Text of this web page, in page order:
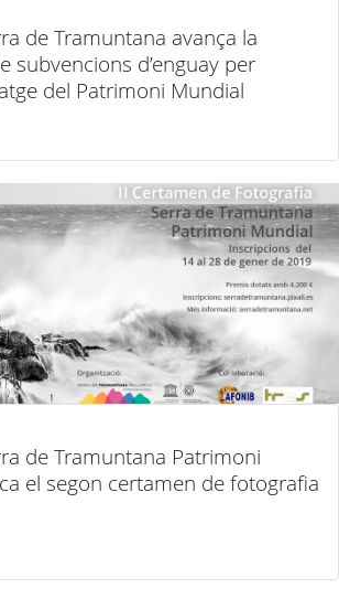
de Tramuntana avança la
subvencions d’enguay per
del Patrimoni Mundial
de Tramuntana Patrimoni
el segon certamen de fotografia